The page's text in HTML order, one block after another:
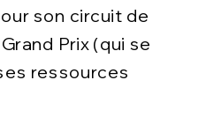
son circuit de
Prix (qui se
ressources